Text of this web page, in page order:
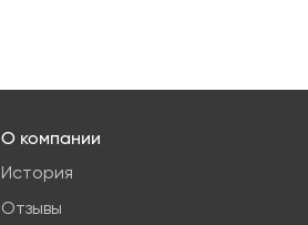
О компании
История
Отзывы